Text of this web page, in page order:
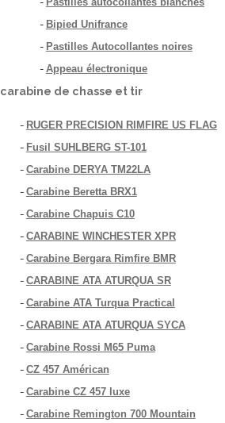
- Bipied Unifrance
- Pastilles Autocollantes noires
- Appeau électronique
carabine de chasse et tir
- RUGER PRECISION RIMFIRE US FLAG
- Fusil SUHLBERG ST-101
- Carabine DERYA TM22LA
- Carabine Beretta BRX1
- Carabine Chapuis C10
- CARABINE WINCHESTER XPR
- Carabine Bergara Rimfire BMR
- CARABINE ATA ATURQUA SR
- Carabine ATA Turqua Practical
- CARABINE ATA ATURQUA SYCA
- Carabine Rossi M65 Puma
- CZ 457 Américan
- Carabine CZ 457 luxe
- Carabine Remington 700 Mountain